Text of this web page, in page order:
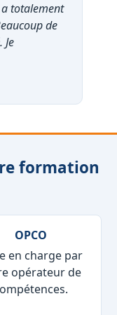
totalement
de
formation
OPCO
en charge par
opérateur de